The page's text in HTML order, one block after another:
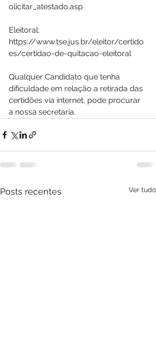
olicitar_atestado.asp
Eleitoral:
https://www.tse.jus.br/eleitor/certido
es/certidao-de-quitacao-eleitoral
Qualquer Candidato que tenha
dificuldade em relação a retirada das
certidões via internet, pode procurar
a nossa secretaria.
Posts recentes Ver tudo